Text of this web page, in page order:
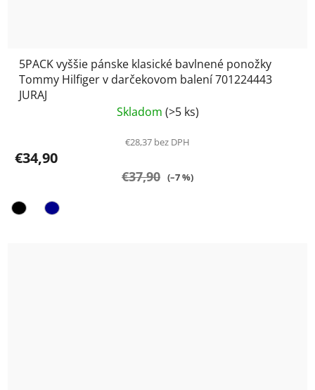
5PACK vyššie pánske klasické bavlnené ponožky
Tommy Hilfiger v darčekovom balení 701224443
JURAJ
Skladom (>5 ks)
€28,37 bez DPH
€34,90
€37,90 (–7 %)